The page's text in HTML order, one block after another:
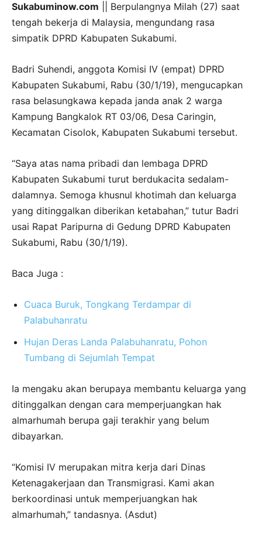
Sukabuminow.com || Berpulangnya Milah (27) saat
tengah bekerja di Malaysia, mengundang rasa
simpatik DPRD Kabupaten Sukabumi.
Badri Suhendi, anggota Komisi IV (empat) DPRD
Kabupaten Sukabumi, Rabu (30/1/19), mengucapkan
rasa belasungkawa kepada janda anak 2 warga
Kampung Bangkalok RT 03/06, Desa Caringin,
Kecamatan Cisolok, Kabupaten Sukabumi tersebut.
“Saya atas nama pribadi dan lembaga DPRD
Kabupaten Sukabumi turut berdukacita sedalam-
dalamnya. Semoga khusnul khotimah dan keluarga
yang ditinggalkan diberikan ketabahan,” tutur Badri
usai Rapat Paripurna di Gedung DPRD Kabupaten
Sukabumi, Rabu (30/1/19).
Baca Juga :
Cuaca Buruk, Tongkang Terdampar di
Palabuhanratu
Hujan Deras Landa Palabuhanratu, Pohon
Tumbang di Sejumlah Tempat
Ia mengaku akan berupaya membantu keluarga yang
ditinggalkan dengan cara memperjuangkan hak
almarhumah berupa gaji terakhir yang belum
dibayarkan.
“Komisi IV merupakan mitra kerja dari Dinas
Ketenagakerjaan dan Transmigrasi. Kami akan
berkoordinasi untuk memperjuangkan hak
almarhumah,” tandasnya. (Asdut)